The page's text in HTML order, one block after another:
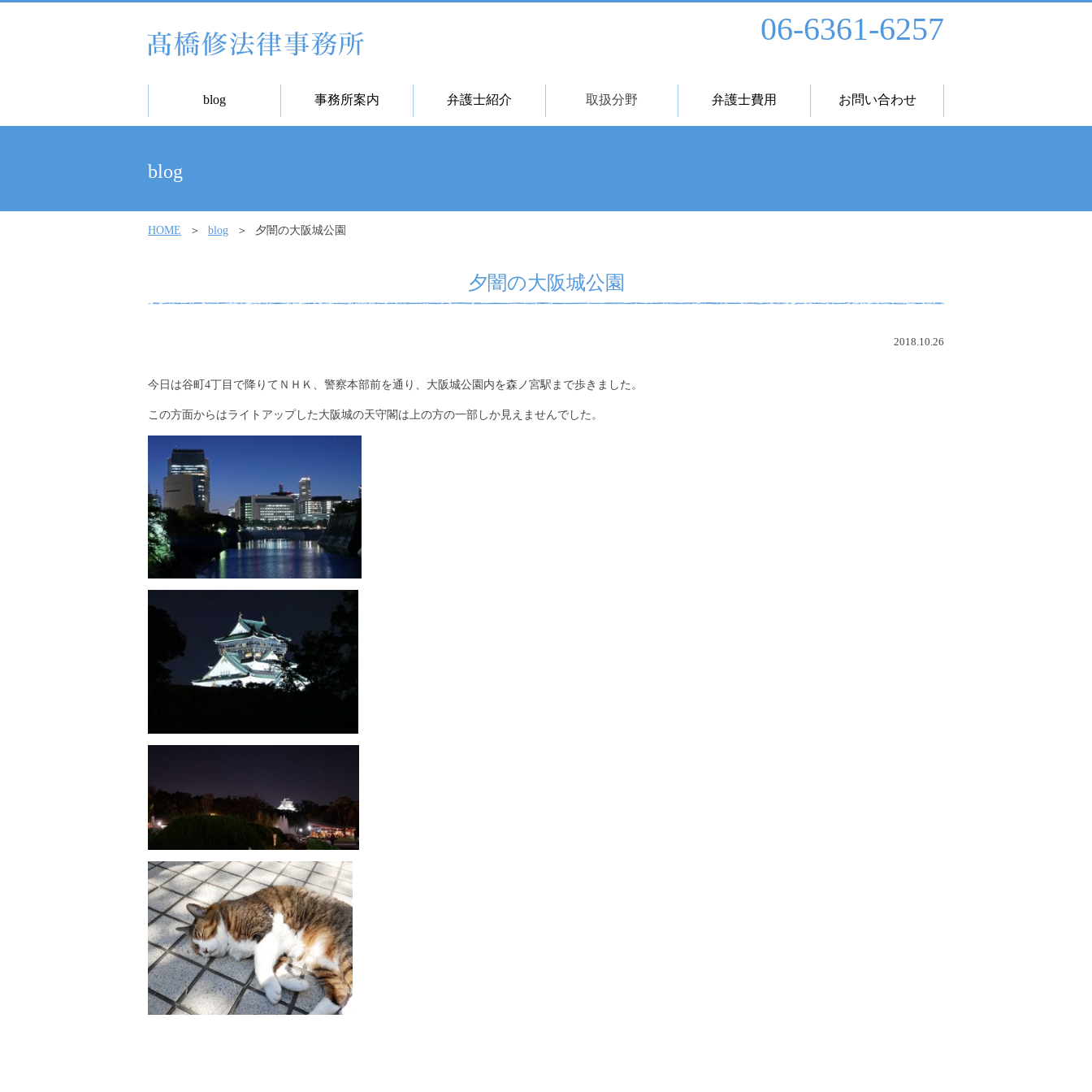
06-6361-6257
blog 事務所案内 弁護士紹介 取扱分野 弁護士費用 お問い合わせ
blog
HOME blog 夕闇の大阪城公園
夕闇の大阪城公園
2018.10.26
今日は谷町4丁目で降りてＮＨＫ、警察本部前を通り、大阪城公園内を森ノ宮駅まで歩きました。
この方面からはライトアップした大阪城の天守閣は上の方の一部しか見えませんでした。